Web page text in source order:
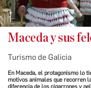
Maceda y sus
Turismo de Galicia
En Maceda, el protagonismo lo
motivos animales que recorren
diferencia de los cigarrones y